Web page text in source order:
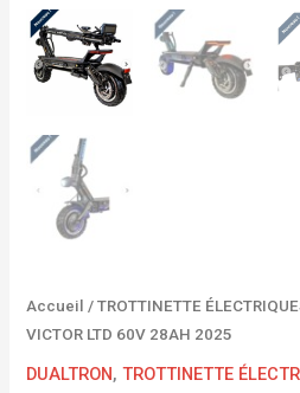
Accueil /TROTTINETTE
VICTOR LTD 60V 28AH 2025
DUALTRON,TROTTINETTE